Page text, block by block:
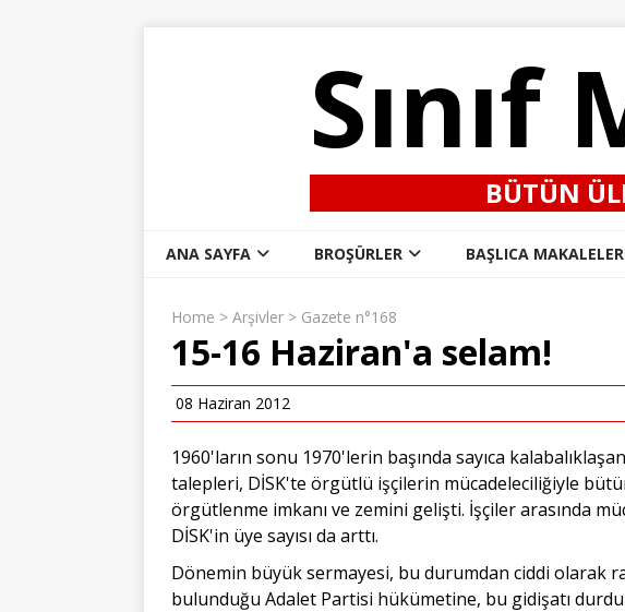
Sınıf
BÜTÜN
ANA SAYFA BROŞÜRLER BAŞLICA MAKALELER
Home > Arşivler > Gazete n°168
15-16 Haziran'a selam!
08 Haziran 2012
1960'ların sonu 1970'lerin başında sayıca
talepleri, DİSK'te örgütlü işçilerin mücadeleciliğiyle
örgütlenme imkanı ve zemini gelişti. İşçiler arasında
DİSK'in üye sayısı da arttı.
Dönemin büyük sermayesi, bu durumdan ciddi olarak
bulunduğu Adalet Partisi hükümetine, bu gidişatı